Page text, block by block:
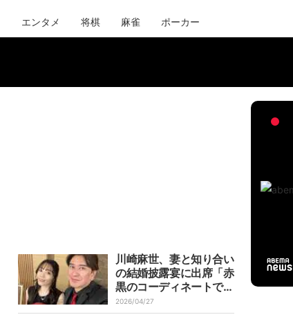
エンタメ 将棋 麻雀 ポーカー
川崎麻世、妻と知り合い
の結婚披露宴に出席「赤
黒のコーディネートで揃
えました」
2026/04/27